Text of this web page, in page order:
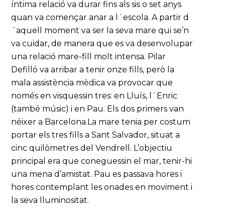
íntima relació va durar fins als sis o set anys
quan va començar anar a l´escola. A partir d
´aquell moment va ser la seva mare qui se’n
va cuidar, de manera que es va desenvolupar
una relació mare-fill molt intensa. Pilar
Defilló va arribar a tenir onze fills, però la
mala assistència mèdica va provocar que
només en visquessin tres: en Lluís, l´Enric
(també músic) i en Pau. Els dos primers van
néixer a Barcelona.La mare tenia per costum
portar els tres fills a Sant Salvador, situat a
cinc quilòmetres del Vendrell. L’objectiu
principal era que coneguessin el mar, tenir-hi
una mena d’amistat. Pau es passava hores i
hores contemplant les onades en moviment i
la seva lluminositat.